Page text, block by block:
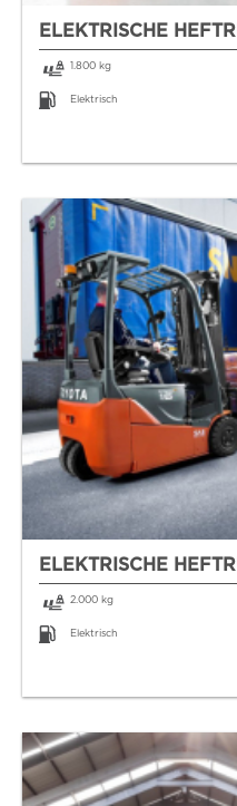
ELEKTRISCHE
1.800 kg
Elektrisch
ELEKTRISCHE
2.000 kg
Elektrisch